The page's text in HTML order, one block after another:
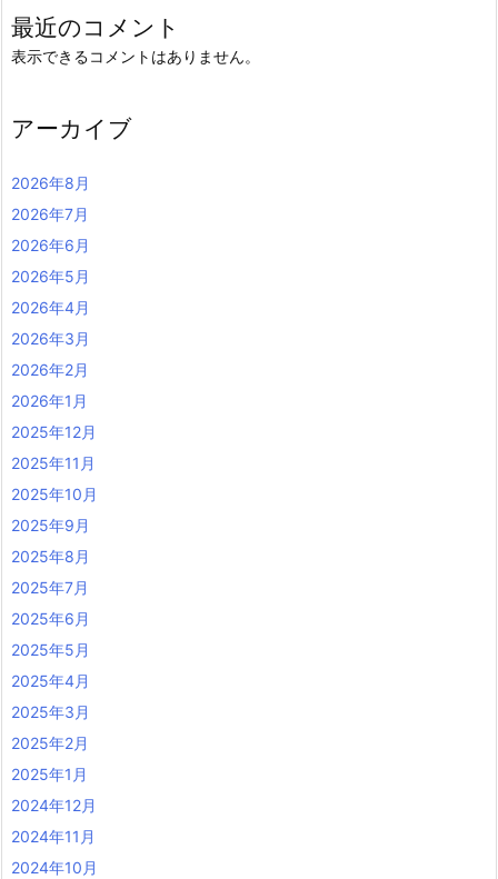
最近のコメント
表示できるコメントはありません。
アーカイブ
2026年8月
2026年7月
2026年6月
2026年5月
2026年4月
2026年3月
2026年2月
2026年1月
2025年12月
2025年11月
2025年10月
2025年9月
2025年8月
2025年7月
2025年6月
2025年5月
2025年4月
2025年3月
2025年2月
2025年1月
2024年12月
2024年11月
2024年10月